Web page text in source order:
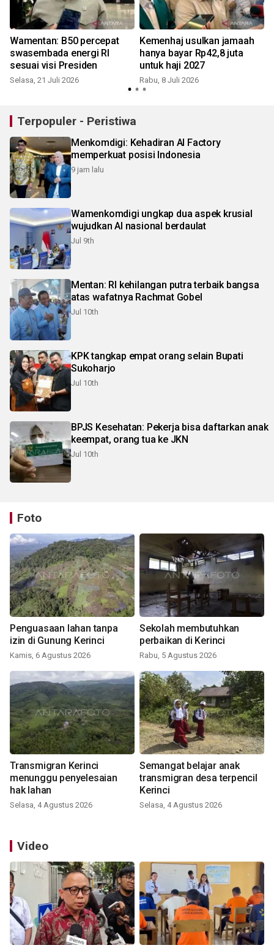
Wamentan: B50 percepat
swasembada energi RI
sesuai visi Presiden
Selasa, 21 Juli 2026
Kemenhaj usulkan jamaah
hanya bayar Rp42,8 juta
untuk haji 2027
Rabu, 8 Juli 2026
Terpopuler - Peristiwa
Menkomdigi: Kehadiran AI Factory
memperkuat posisi Indonesia
9 jam lalu
Wamenkomdigi ungkap dua aspek krusial
wujudkan AI nasional berdaulat
Jul 9th
Mentan: RI kehilangan putra terbaik bangsa
atas wafatnya Rachmat Gobel
Jul 10th
KPK tangkap empat orang selain Bupati
Sukoharjo
Jul 10th
BPJS Kesehatan: Pekerja bisa daftarkan anak
keempat, orang tua ke JKN
Jul 10th
Foto
Penguasaan lahan tanpa
izin di Gunung Kerinci
Kamis, 6 Agustus 2026
Sekolah membutuhkan
perbaikan di Kerinci
Rabu, 5 Agustus 2026
Transmigran Kerinci
menunggu penyelesaian
hak lahan
Selasa, 4 Agustus 2026
Semangat belajar anak
transmigran desa terpencil
Kerinci
Selasa, 4 Agustus 2026
Video